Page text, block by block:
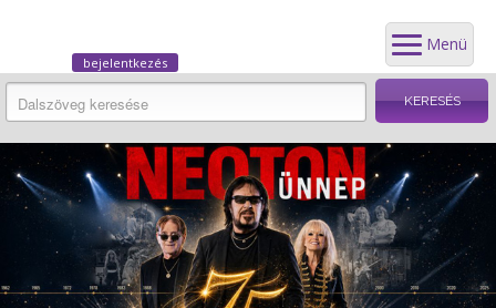
Menü
bejelentkezés